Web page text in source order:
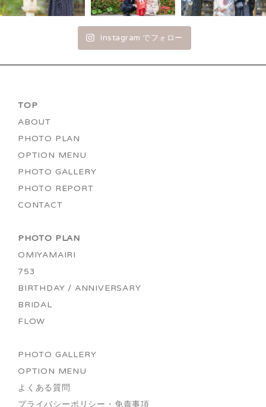
Instagram でフォロー
TOP
ABOUT
PHOTO PLAN
OPTION MENU
PHOTO GALLERY
PHOTO REPORT
CONTACT
PHOTO PLAN
OMIYAMAIRI
753
BIRTHDAY / ANNIVERSARY
BRIDAL
FLOW
PHOTO GALLERY
OPTION MENU
よくある質問
プライバシーポリシー・免責事項